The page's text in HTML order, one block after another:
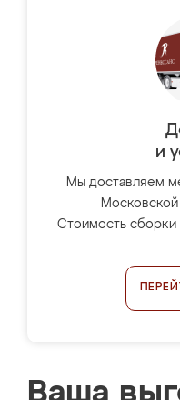
и
Мы доставляем
Московской
Стоимость сборки